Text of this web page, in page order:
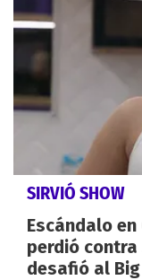
SIRVIÓ SHOW
Escándalo
perdió contra
desafió al Big